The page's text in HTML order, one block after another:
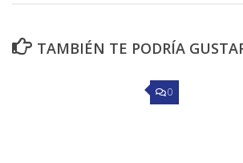
TAMBIÉN TE PODRÍA
0